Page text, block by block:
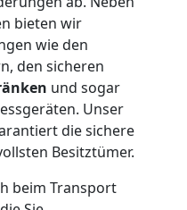
bieten wir
wie den
den sicheren
und sogar
Unser
die sichere
Besitztümer.
beim Transport